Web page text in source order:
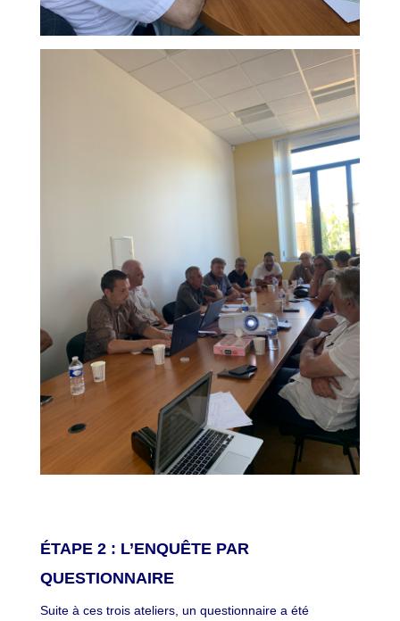
ÉTAPE 2 : L’ENQUÊTE PAR
QUESTIONNAIRE
Suite à ces trois ateliers, un questionnaire a été